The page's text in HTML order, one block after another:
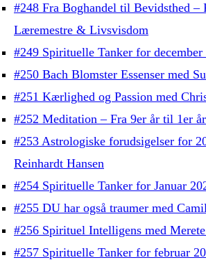
#248 Fra Boghandel til Bevidsthed –
Læremestre & Livsvisdom
#249 Spirituelle Tanker for december
#250 Bach Blomster Essenser med
#251 Kærlighed og Passion med
#252 Meditation – Fra 9er år til 1er
#253 Astrologiske forudsigelser for
Reinhardt Hansen
#254 Spirituelle Tanker for Januar
#255 DU har også traumer med
#256 Spirituel Intelligens med
#257 Spirituelle Tanker for februar